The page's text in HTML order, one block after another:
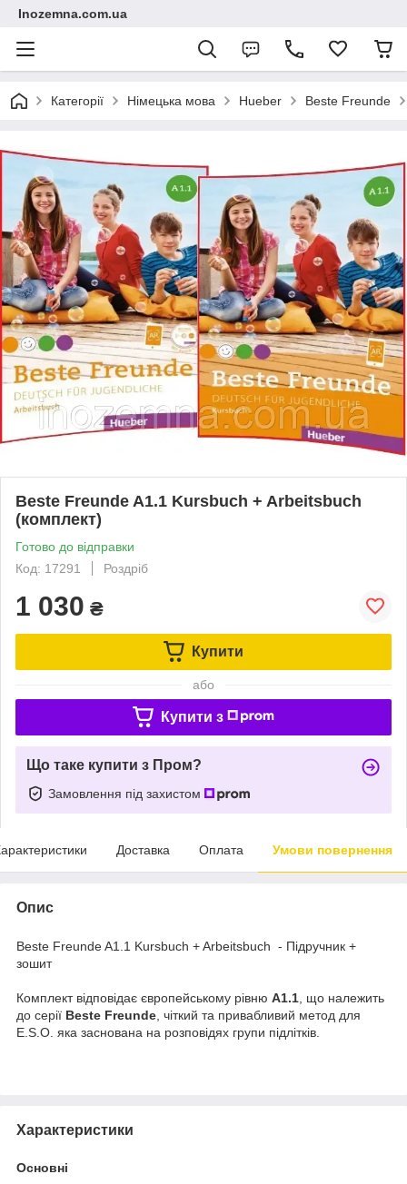
Inozemna.com.ua
Категорії Німецька мова Hueber Beste Freunde
Beste Freunde A1.1 Kursbuch + Arbeitsbuch
(комплект)
Готово до відправки
Код: 17291
Роздріб
1 030 ₴
Купити
або
Купити з
Що таке купити з Пром?
Замовлення під захистом
Доставка Оплата Умови повернення
Опис
Beste Freunde A1.1 Kursbuch + Arbeitsbuch - Підручник +
зошит
Комплект відповідає європейському рівню A1.1 , що належить
до серії Beste Freunde , чіткий та привабливий метод для
E.S.O. яка заснована на розповідях групи підлітків.
Характеристики
Основні